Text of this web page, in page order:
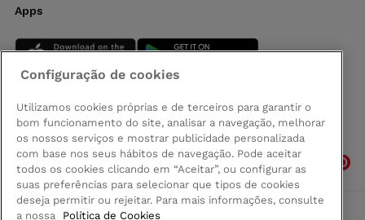
Apps
Siga-nos
Configuração de cookies
Utilizamos cookies próprias e de terceiros para garantir o
bom funcionamento do site, analisar a navegação, melhorar
os nossos serviços e mostrar publicidade personalizada
com base nos seus hábitos de navegação. Pode aceitar
todos os cookies clicando em “Aceitar”, ou configurar as
suas preferências para selecionar que tipos de cookies
deseja permitir ou rejeitar. Para mais informações, consulte
a nossa
Política de Cookies